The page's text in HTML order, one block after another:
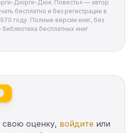
Дюрги-Дюк. Повесть» — автор
бесплатно и без регистрации в
году. Полные версии книг, без
бесплатных книг
свою оценку, войдите или